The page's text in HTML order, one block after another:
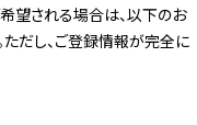
望される場合は、以下のお
だし、ご登録情報が完全に